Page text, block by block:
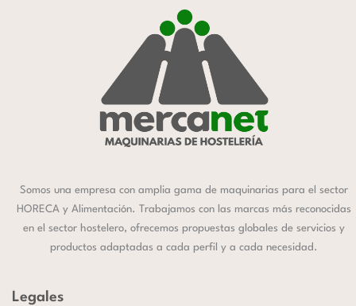
Somos una empresa con amplia gama de maquinarias para el sector
HORECA y Alimentación. Trabajamos con las marcas más reconocidas
en el sector hostelero, ofrecemos propuestas globales de servicios y
productos adaptadas a cada perfil y a cada necesidad.
Legales